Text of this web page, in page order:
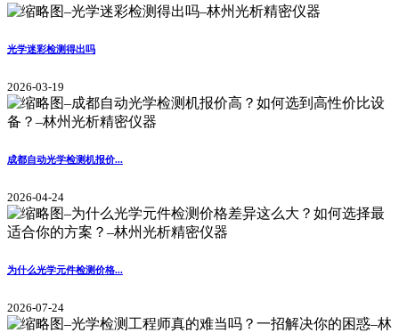
光学迷彩检测得出吗
2026-03-19
成都自动光学检测机报价...
2026-04-24
为什么光学元件检测价格...
2026-07-24